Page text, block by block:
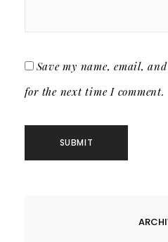
Save my name, email,
for the next time I comment.